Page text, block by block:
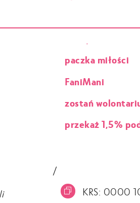
paczka miłości
FaniMani
zostań
przekaż 1,5%
/
KRS: 0000